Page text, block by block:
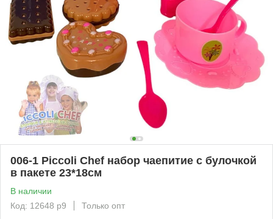
006-1 Piccoli Chef набор чаепитие с булочкой
в пакете 23*18см
В наличии
Код: 12648 р9
Только опт